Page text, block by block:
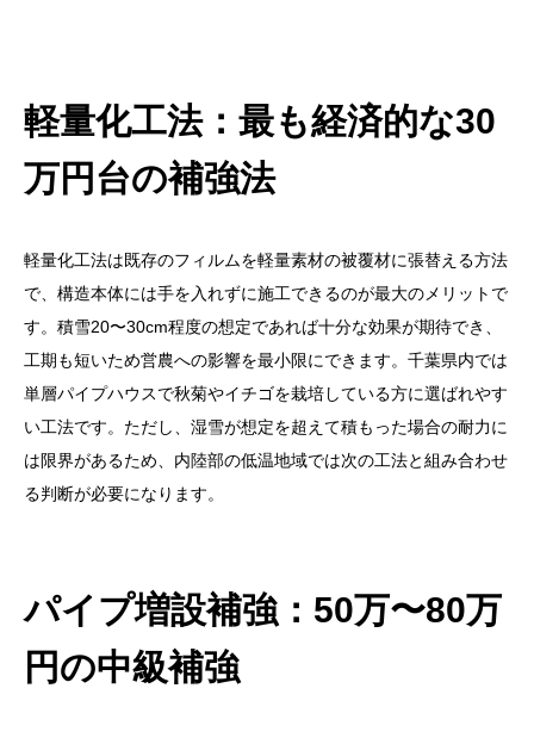
軽量化工法：最も経済的な30
万円台の補強法
軽量化工法は既存のフィルムを軽量素材の被覆材に張替える方法
で、構造本体には手を入れずに施工できるのが最大のメリットで
す。積雪20〜30cm程度の想定であれば十分な効果が期待でき、
工期も短いため営農への影響を最小限にできます。千葉県内では
単層パイプハウスで秋菊やイチゴを栽培している方に選ばれやす
い工法です。ただし、湿雪が想定を超えて積もった場合の耐力に
は限界があるため、内陸部の低温地域では次の工法と組み合わせ
る判断が必要になります。
パイプ増設補強：50万〜80万
円の中級補強